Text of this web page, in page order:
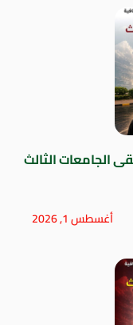
الجامعات الثالث
أغسطس 1, 2026